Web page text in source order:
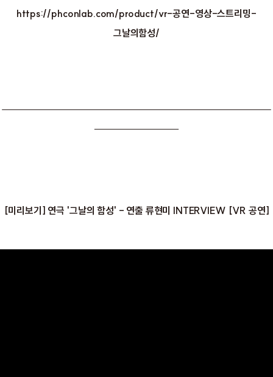
https://phconlab.com/product/vr-공연-영상-스트리밍-
그날의함성/
[미리보기] 연극 '그날의 함성' - 연출 류현미 INTERVIEW [VR 공연]